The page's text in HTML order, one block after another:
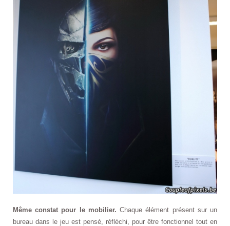
Même constat pour le mobilier. Chaque élément présent sur un
bureau dans le jeu est pensé, réfléchi, pour être fonctionnel tout en